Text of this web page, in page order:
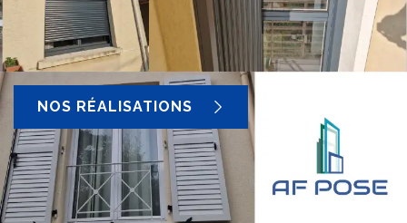
NOS RÉALISATIONS